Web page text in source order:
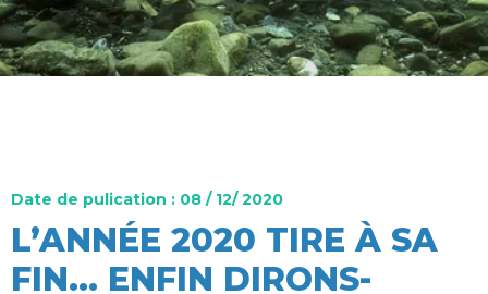
Date de pulication : 08 / 12/ 2020
L’ANNÉE 2020 TIRE À SA
FIN… ENFIN DIRONS-